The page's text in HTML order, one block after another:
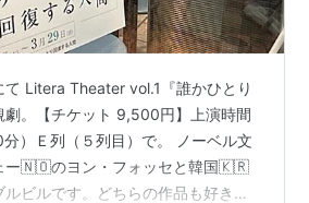
て Litera Theater vol.1『誰かひとり
劇。【チケット 9,500円】上演時間
）Ｅ列（５列目）で。 ノーベル文
ー🇳🇴のヨン・フォッセと韓国🇰🇷
ビルです。どちらの作品も好き。